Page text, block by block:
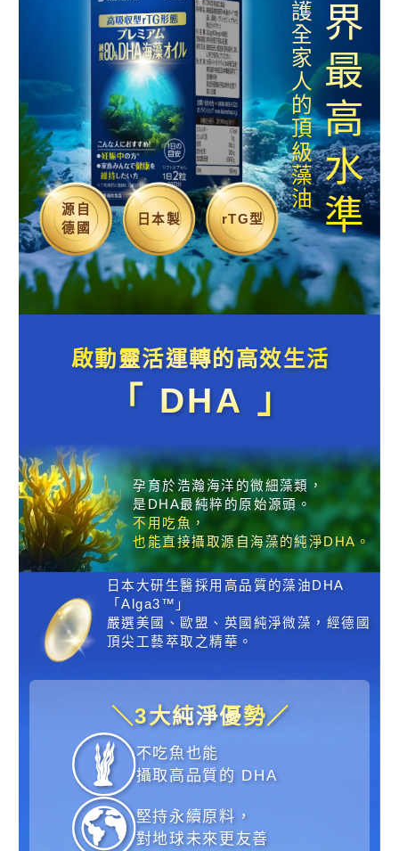
業界最高水準
守護全家人的頂級藻油
源自
德國
日本製 rTG型
啟動靈活運轉的高效生活
「 DHA 」
孕育於浩瀚海洋的微細藻類，
是DHA最純粹的原始源頭。
不用吃魚，
也能直接攝取源自海藻的純淨DHA。
日本大研生醫採用高品質的藻油DHA
「Alga3™」
嚴選美國、歐盟、英國純淨微藻，經德國
頂尖工藝萃取之精華。
＼3大純淨優勢／
不吃魚也能
攝取高品質的 DHA
堅持永續原料，
對地球未來更友善